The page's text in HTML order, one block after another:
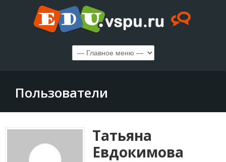
Пользователи
Татьяна
Евдокимова